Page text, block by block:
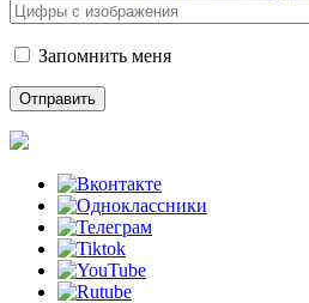
Запомнить меня